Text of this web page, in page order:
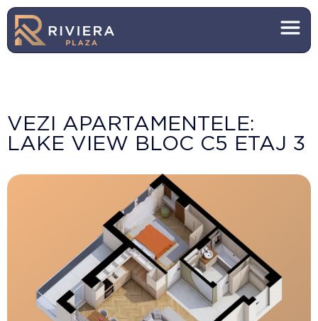
VEZI APARTAMENTELE:
LAKE VIEW BLOC C5 ETAJ 3